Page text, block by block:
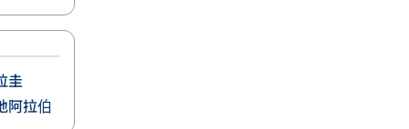
圭
阿拉伯